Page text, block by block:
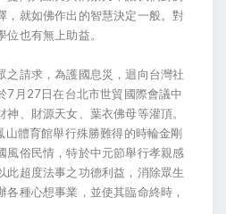
，就如佛作出的智慧決定一般。對
也有無上助益。
之請求，為護國息災，迴向台灣社
7月27日在台北市世貿國際會議中
、財源天女、葉衣佛母等灌頂。
體育館舉行殊勝難得的時輪金剛
風俗民情，特於中元節舉行孝親感
此超度法事之功德利益，消除眾生
種心想事業，並使其臨命終時，